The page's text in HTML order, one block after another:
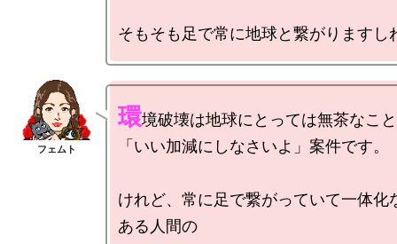
環境破壊は地球にとっては無茶なこ
「いい加減にしなさいよ」案件です。
けれど、常に足で繋がっていて一体化
ある人間の